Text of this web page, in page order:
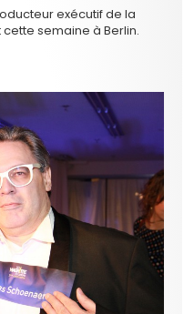
exécutif de la
semaine à Berlin.